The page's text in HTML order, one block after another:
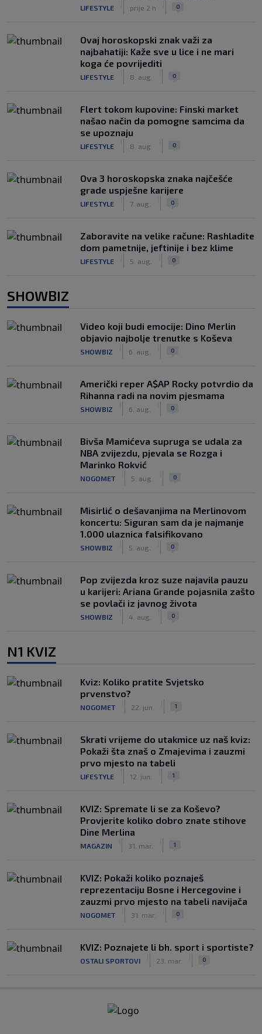
LIFESTYLE prije 2 h 0
Ovaj horoskopski znak važi za
najbahatiji: Kaže sve u lice i ne mari
koga će povrijediti
LIFESTYLE 8. aug. 0
Flert tokom kupovine: Finski market
našao način da pomogne samcima da
se upoznaju
LIFESTYLE 8. aug. 0
Ova 3 horoskopska znaka najčešće
grade uspješne karijere
LIFESTYLE 7. aug. 0
Zaboravite na velike račune: Rashladite
dom pametnije, jeftinije i bez klime
LIFESTYLE 5. aug. 0
SHOWBIZ
Video koji budi emocije: Dino Merlin
objavio najbolje trenutke s Koševa
SHOWBIZ 6. aug. 0
Američki reper A$AP Rocky potvrdio da
Rihanna radi na novim pjesmama
SHOWBIZ 6. aug. 0
Bivša Mamićeva supruga se udala za
NBA zvijezdu, pjevala se Rozga i
Marinko Rokvić
NOGOMET 5. aug. 0
Misirlić o dešavanjima na Merlinovom
koncertu: Siguran sam da je najmanje
1.000 ulaznica falsifikovano
SHOWBIZ 5. aug. 0
Pop zvijezda kroz suze najavila pauzu
u karijeri: Ariana Grande pojasnila zašto
se povlači iz javnog života
SHOWBIZ 4. aug. 0
N1 KVIZ
Kviz: Koliko pratite Svjetsko
prvenstvo?
NOGOMET 22. jun. 1
Skrati vrijeme do utakmice uz naš kviz:
Pokaži šta znaš o Zmajevima i zauzmi
prvo mjesto na tabeli
LIFESTYLE 12. jun. 1
KVIZ: Spremate li se za Koševo?
Provjerite koliko dobro znate stihove
Dine Merlina
MAGAZIN 31. mar. 1
KVIZ: Pokaži koliko poznaješ
reprezentaciju Bosne i Hercegovine i
zauzmi prvo mjesto na tabeli navijača
NOGOMET 31. mar. 0
KVIZ: Poznajete li bh. sport i sportiste?
OSTALI SPORTOVI 23. mar. 0